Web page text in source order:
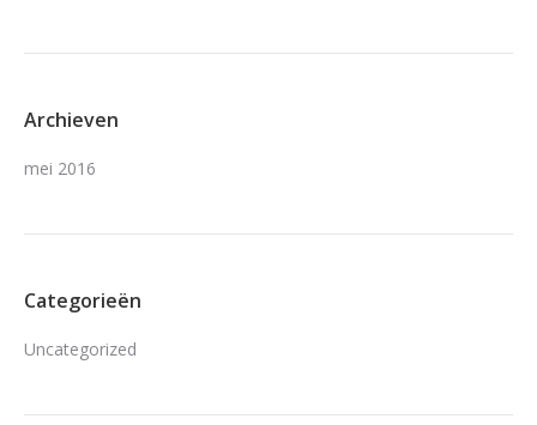
Archieven
mei 2016
Categorieën
Uncategorized